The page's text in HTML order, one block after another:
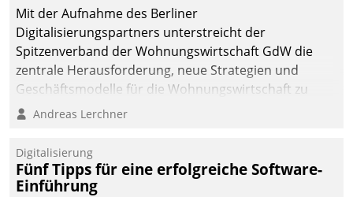
Teilprozess der Objektsanierung digitalisiert.
Mit der Aufnahme des Berliner
Digitalisierungspartners unterstreicht der
Spitzenverband der Wohnungswirtschaft GdW die
zentrale Herausforderung, neue Strategien und
Geschäftsmodelle für die Wohnungswirtschaft zu
entwickeln.
Andreas Lerchner
Digitalisierung
Fünf Tipps für eine erfolgreiche Software-
Einführung